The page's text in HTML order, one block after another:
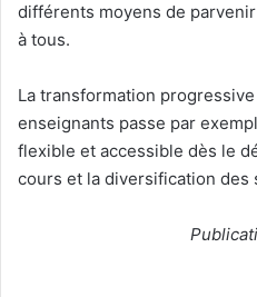
différents moyens de
à tous.
La transformation
enseignants passe par
flexible et accessible dès le
cours et la diversification des